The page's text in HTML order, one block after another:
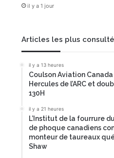
il y a 1 jour
Articles les plus
il y a 13 heures
Coulson Aviation
Hercules de l’ARC et
130H
il y a 21 heures
L’Institut de la fourrure
de phoque canadiens
monteur de taureaux
Shaw